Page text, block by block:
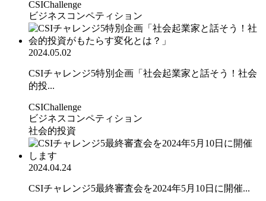
CSIChallenge
ビジネスコンペティション
2024.05.02
CSIチャレンジ5特別企画「社会起業家と話そう！社会
的投...
CSIChallenge
ビジネスコンペティション
社会的投資
2024.04.24
CSIチャレンジ5最終審査会を2024年5月10日に開催...